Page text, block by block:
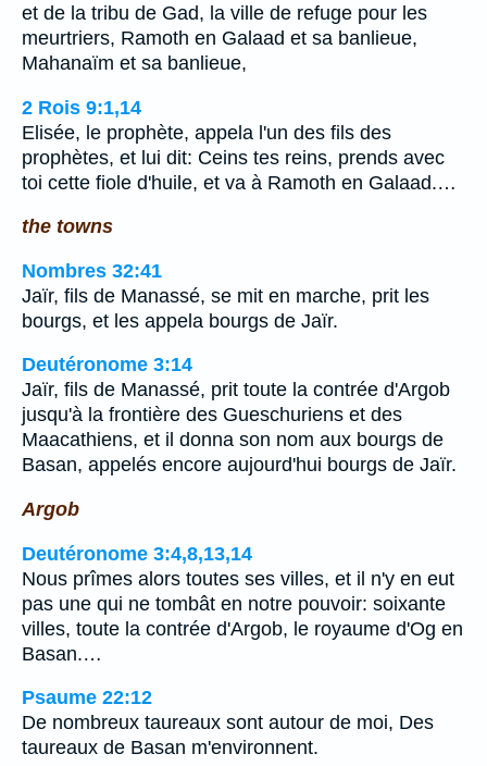
et de la tribu de Gad, la ville de refuge pour les
meurtriers, Ramoth en Galaad et sa banlieue,
Mahanaïm et sa banlieue,
2 Rois 9:1,14
Elisée, le prophète, appela l'un des fils des
prophètes, et lui dit: Ceins tes reins, prends avec
toi cette fiole d'huile, et va à Ramoth en Galaad.…
the towns
Nombres 32:41
Jaïr, fils de Manassé, se mit en marche, prit les
bourgs, et les appela bourgs de Jaïr.
Deutéronome 3:14
Jaïr, fils de Manassé, prit toute la contrée d'Argob
jusqu'à la frontière des Gueschuriens et des
Maacathiens, et il donna son nom aux bourgs de
Basan, appelés encore aujourd'hui bourgs de Jaïr.
Argob
Deutéronome 3:4,8,13,14
Nous prîmes alors toutes ses villes, et il n'y en eut
pas une qui ne tombât en notre pouvoir: soixante
villes, toute la contrée d'Argob, le royaume d'Og en
Basan.…
Psaume 22:12
De nombreux taureaux sont autour de moi, Des
taureaux de Basan m'environnent.